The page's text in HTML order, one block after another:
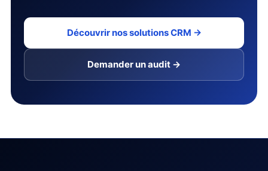
Découvrir nos solutions CRM →
Demander un audit →